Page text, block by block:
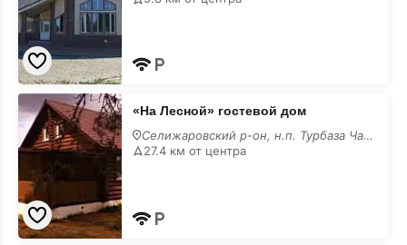
«На
Лесной»
гостевой
дом
«На Лесной» гостевой дом
Селижаровский р-он, н.п. Турбаза Чайка, ул. Лесная, 2
27.4 км от центра